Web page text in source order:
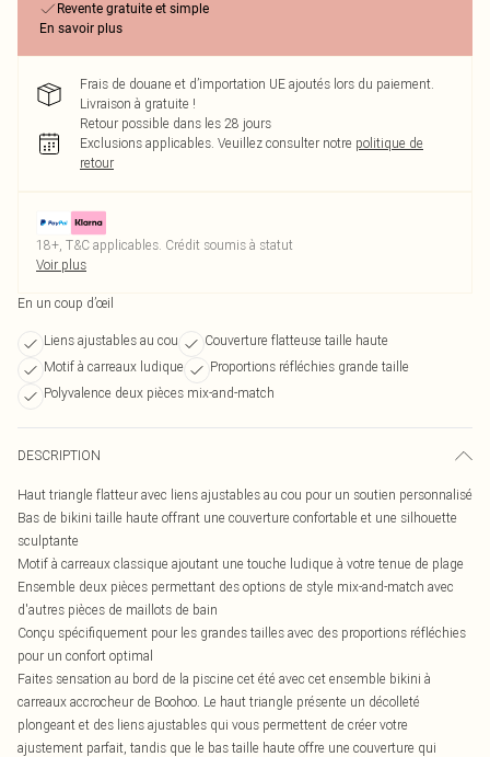
Revente gratuite et simple
En savoir plus
Frais de douane et d’importation UE ajoutés lors du paiement.
Livraison à gratuite !
Retour possible dans les 28 jours
Exclusions applicables. Veuillez consulter notre politique de
retour
18+, T&C applicables. Crédit soumis à statut
Voir plus
En un coup d’œil
Liens ajustables au cou
Couverture flatteuse taille haute
Motif à carreaux ludique
Proportions réfléchies grande taille
Polyvalence deux pièces mix-and-match
DESCRIPTION
Haut triangle flatteur avec liens ajustables au cou pour un soutien personnalisé
Bas de bikini taille haute offrant une couverture confortable et une silhouette
sculptante
Motif à carreaux classique ajoutant une touche ludique à votre tenue de plage
Ensemble deux pièces permettant des options de style mix-and-match avec
d'autres pièces de maillots de bain
Conçu spécifiquement pour les grandes tailles avec des proportions réfléchies
pour un confort optimal
Faites sensation au bord de la piscine cet été avec cet ensemble bikini à
carreaux accrocheur de Boohoo. Le haut triangle présente un décolleté
plongeant et des liens ajustables qui vous permettent de créer votre
ajustement parfait, tandis que le bas taille haute offre une couverture qui